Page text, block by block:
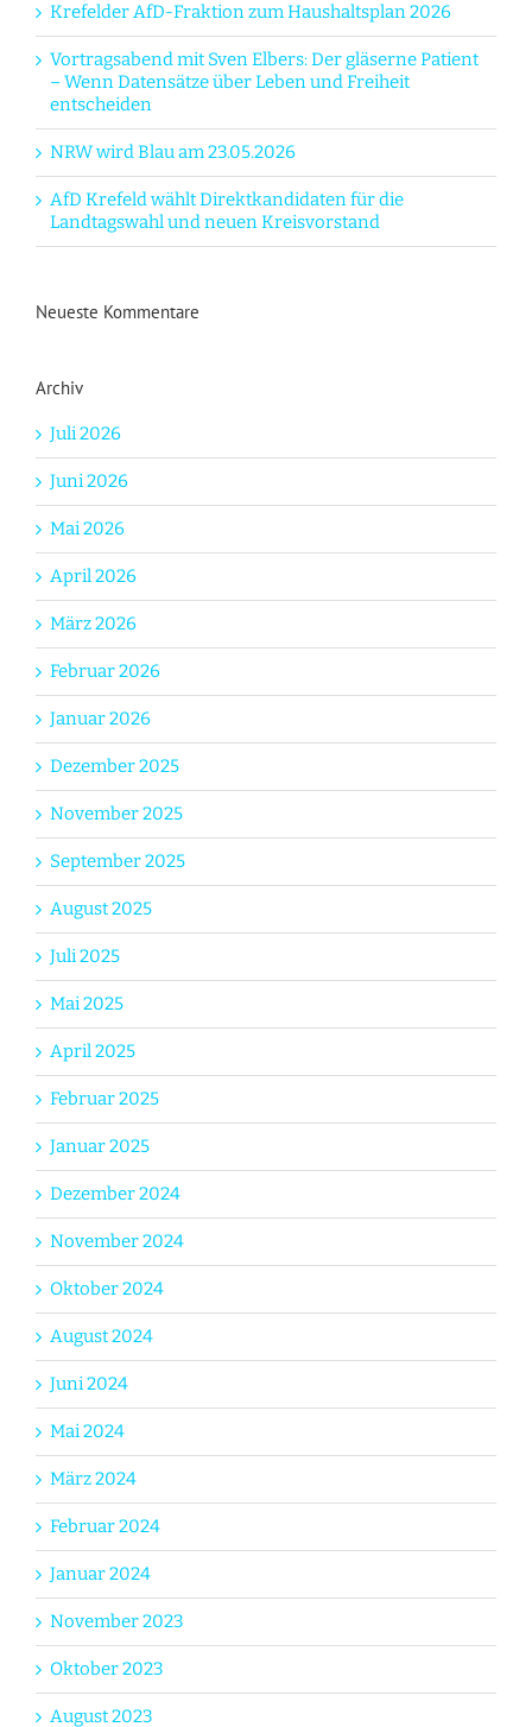
Krefelder AfD-Fraktion zum Haushaltsplan 2026
Vortragsabend mit Sven Elbers: Der gläserne Patient
– Wenn Datensätze über Leben und Freiheit
entscheiden
NRW wird Blau am 23.05.2026
AfD Krefeld wählt Direktkandidaten für die
Landtagswahl und neuen Kreisvorstand
Neueste Kommentare
Archiv
Juli 2026
Juni 2026
Mai 2026
April 2026
März 2026
Februar 2026
Januar 2026
Dezember 2025
November 2025
September 2025
August 2025
Juli 2025
Mai 2025
April 2025
Februar 2025
Januar 2025
Dezember 2024
November 2024
Oktober 2024
August 2024
Juni 2024
Mai 2024
März 2024
Februar 2024
Januar 2024
November 2023
Oktober 2023
August 2023